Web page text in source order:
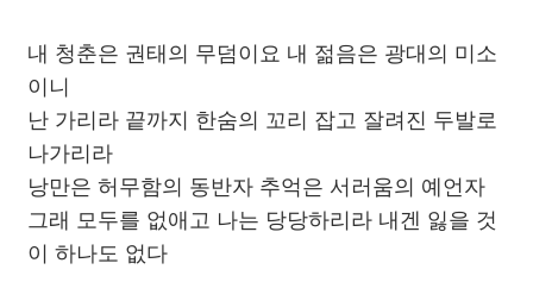
내 청춘은 권태의 무덤이요 내 젊음은 광대의 미소
이니
난 가리라 끝까지 한숨의 꼬리 잡고 잘려진 두발로
나가리라
낭만은 허무함의 동반자 추억은 서러움의 예언자
그래 모두를 없애고 나는 당당하리라 내겐 잃을 것
이 하나도 없다